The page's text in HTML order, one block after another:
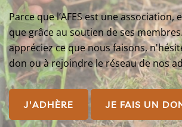
Parce que l’AFES est une association,
que grâce au soutien de ses
appréciez ce que nous faisons,
don ou à rejoindre le réseau de nos
J'ADHÈRE JE FAIS UN